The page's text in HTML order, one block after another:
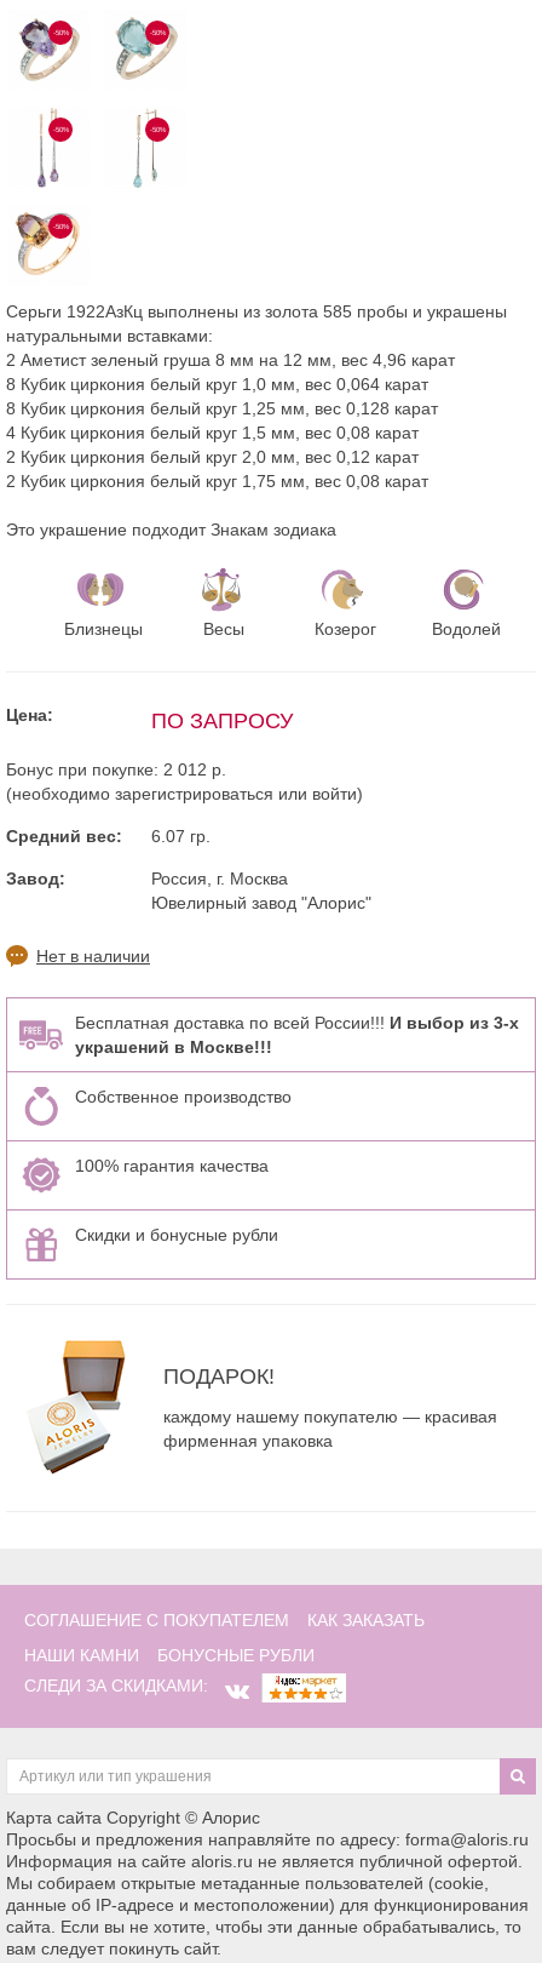
-50% -50%
-50% -50%
-50%
Серьги 1922АзКц выполнены из золота 585 пробы и украшены
натуральными вставками:
2 Аметист зеленый груша 8 мм на 12 мм, вес 4,96 карат
8 Кубик циркония белый круг 1,0 мм, вес 0,064 карат
8 Кубик циркония белый круг 1,25 мм, вес 0,128 карат
4 Кубик циркония белый круг 1,5 мм, вес 0,08 карат
2 Кубик циркония белый круг 2,0 мм, вес 0,12 карат
2 Кубик циркония белый круг 1,75 мм, вес 0,08 карат
Это украшение подходит Знакам зодиака
Близнецы Весы Козерог Водолей
Цена: ПО ЗАПРОСУ
Бонус при покупке: 2 012 р.
(необходимо зарегистрироваться или войти)
Средний вес: 6.07 гр.
Завод:
Россия, г. Москва
Ювелирный завод "Алорис"
Нет в наличии
Бесплатная доставка по всей России!!! И выбор из 3-х
украшений в Москве!!!
Собственное производство
100% гарантия качества
Скидки и бонусные рубли
ПОДАРОК!
каждому нашему покупателю — красивая
фирменная упаковка
СОГЛАШЕНИЕ С ПОКУПАТЕЛЕМ
КАК ЗАКАЗАТЬ
НАШИ КАМНИ
БОНУСНЫЕ РУБЛИ
СЛЕДИ ЗА СКИДКАМИ:
Карта сайта Copyright © Алорис
Просьбы и предложения направляйте по адресу: forma@aloris.ru
Информация на сайте aloris.ru не является публичной офертой.
Мы собираем открытые метаданные пользователей (cookie,
данные об IP-адресе и местоположении) для функционирования
сайта. Если вы не хотите, чтобы эти данные обрабатывались, то
вам следует покинуть сайт.